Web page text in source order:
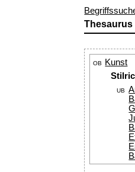
Thesaurus
OB
Kunst
UB